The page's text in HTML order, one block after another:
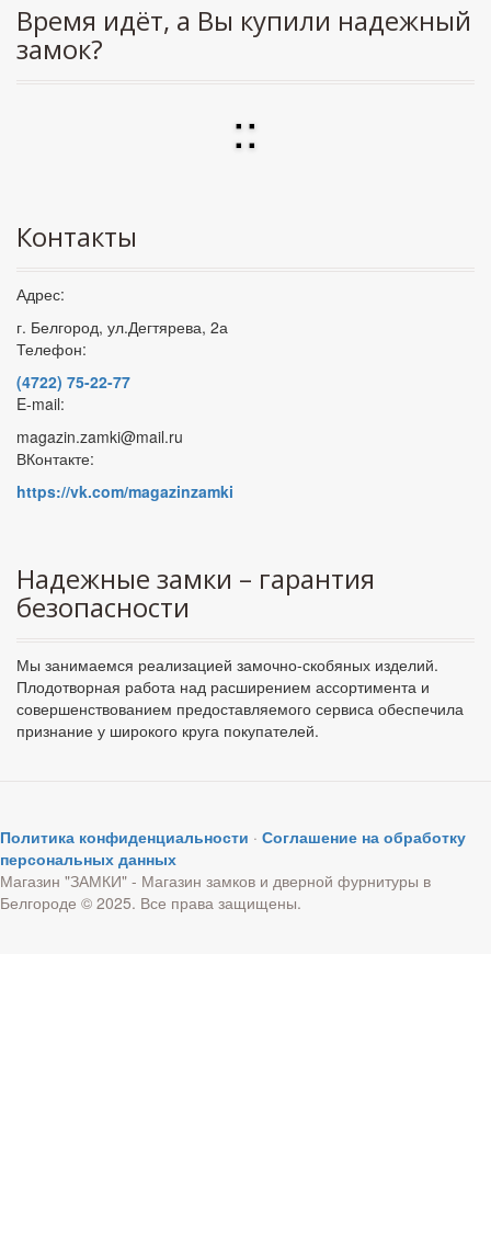
Время идёт, а Вы купили надежный
замок?
::
Контакты
Адрес:
г. Белгород, ул.Дегтярева, 2а
Телефон:
(4722) 75-22-77
E-mail:
magazin.zamki@mail.ru
ВКонтакте:
https://vk.com/magazinzamki
Надежные замки – гарантия
безопасности
Мы занимаемся реализацией замочно-скобяных изделий.
Плодотворная работа над расширением ассортимента и
совершенствованием предоставляемого сервиса обеспечила
признание у широкого круга покупателей.
Политика конфиденциальности · Соглашение на обработку
персональных данных
Магазин "ЗАМКИ" - Магазин замков и дверной фурнитуры в
Белгороде © 2025. Все права защищены.